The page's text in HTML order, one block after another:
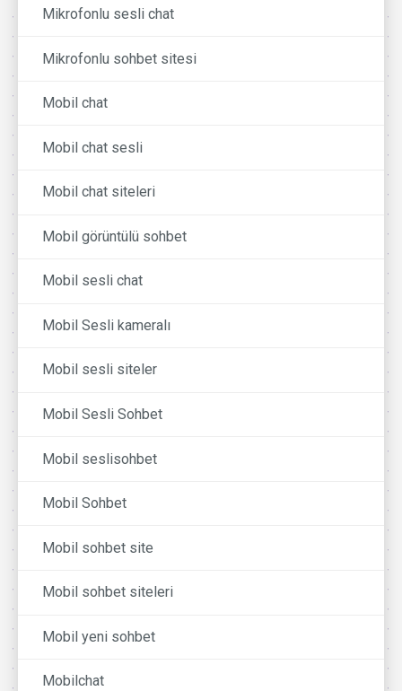
Mikrofonlu sesli chat
Mikrofonlu sohbet sitesi
Mobil chat
Mobil chat sesli
Mobil chat siteleri
Mobil görüntülü sohbet
Mobil sesli chat
Mobil Sesli kameralı
Mobil sesli siteler
Mobil Sesli Sohbet
Mobil seslisohbet
Mobil Sohbet
Mobil sohbet site
Mobil sohbet siteleri
Mobil yeni sohbet
Mobilchat